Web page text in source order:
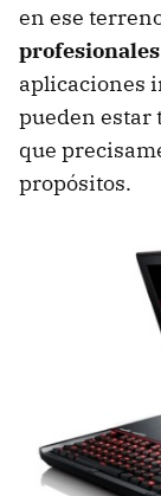
en ese
profesionales
aplicaciones
pueden estar
que
propósitos.